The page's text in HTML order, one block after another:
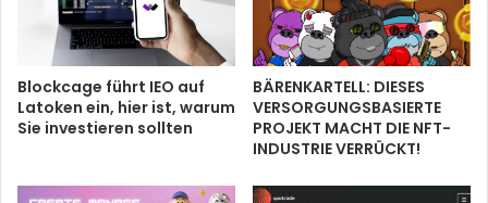
Blockcage führt IEO auf
Latoken ein, hier ist, warum
Sie investieren sollten
BÄRENKARTELL: DIESES
VERSORGUNGSBASIERTE
PROJEKT MACHT DIE NFT-
INDUSTRIE VERRÜCKT!